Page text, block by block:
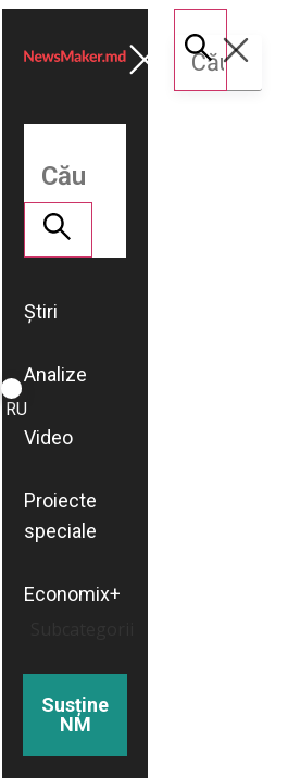
ROMÂNĂ
RU
Știri
Analize
Video
Proiecte
speciale
Economix+
Susține
NM